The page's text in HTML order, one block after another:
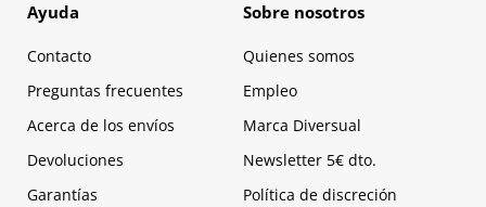
Ayuda
Contacto
Preguntas frecuentes
Acerca de los envíos
Devoluciones
Garantías
Sobre nosotros
Quienes somos
Empleo
Marca Diversual
Newsletter 5€ dto.
Política de discreción